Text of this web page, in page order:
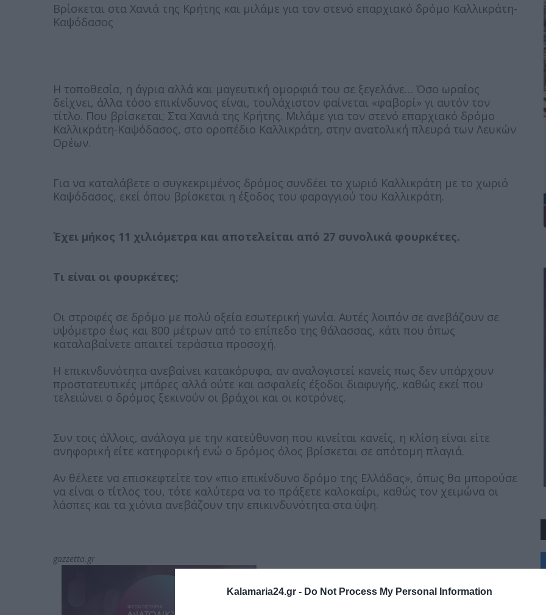
Kalamaria24.gr - Do Not Process My Personal Information
Βρίσκεται στα Χανιά της Κρήτης και μιλάμε για τον στενό επαρχιακό δρόμο Καλλικράτη-
Καψόδασος
Η τοποθεσία, η άγρια αλλά και μαγευτική ομορφιά του σε ξεγελάνε… Όσο ωραίος
δείχνει, άλλα τόσο επικίνδυνος είναι, τουλάχιστον φαίνεται «φαβορί» γι αυτόν τον
τίτλο. Που βρίσκεται; Στα Χανιά της Κρήτης. Μιλάμε για τον στενό επαρχιακό δρόμο
Καλλικράτη-Καψόδασος, στο οροπέδιο Καλλικράτη, στην ανατολική πλευρά των Λευκών
Ορέων.
Για να καταλάβετε ο συγκεκριμένος δρόμος συνδέει το χωριό Καλλικράτη με το χωριό
Καψόδασος, εκεί όπου βρίσκεται η έξοδος του φαραγγιού του Καλλικράτη.
Έχει μήκος 11 χιλιόμετρα και αποτελείται από 27 συνολικά φουρκέτες.
Τι είναι οι φουρκέτες;
Οι στροφές σε δρόμο με πολύ οξεία εσωτερική γωνία. Αυτές λοιπόν σε ανεβάζουν σε
υψόμετρο έως και 800 μέτρων από το επίπεδο της θάλασσας, κάτι που όπως
καταλαβαίνετε απαιτεί τεράστια προσοχή.
Η επικινδυνότητα ανεβαίνει κατακόρυφα, αν αναλογιστεί κανείς πως δεν υπάρχουν
προστατευτικές μπάρες αλλά ούτε και ασφαλείς έξοδοι διαφυγής, καθώς εκεί που
τελειώνει ο δρόμος ξεκινούν οι βράχοι και οι κοτρόνες.
Συν τοις άλλοις, ανάλογα με την κατεύθυνση που κινείται κανείς, η κλίση είναι είτε
ανηφορική είτε κατηφορική ενώ ο δρόμος όλος βρίσκεται σε απότομη πλαγιά.
Αν θέλετε να επισκεφτείτε τον «πιο επικίνδυνο δρόμο της Ελλάδας», όπως θα μπορούσε
να είναι ο τίτλος του, τότε καλύτερα να το πράξετε καλοκαίρι, καθώς τον χειμώνα οι
λάσπες και τα χιόνια ανεβάζουν την επικινδυνότητα στα ύψη.
gazzetta.gr +
°